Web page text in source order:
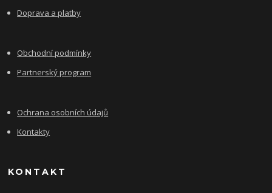
Doprava a platby
Obchodní podmínky
Partnerský program
Ochrana osobních údajů
Kontakty
KONTAKT